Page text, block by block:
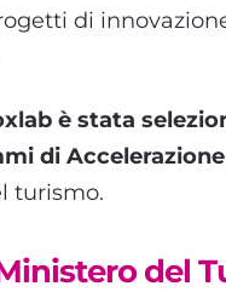
di
è stata
di Accelerazione
turismo.
del